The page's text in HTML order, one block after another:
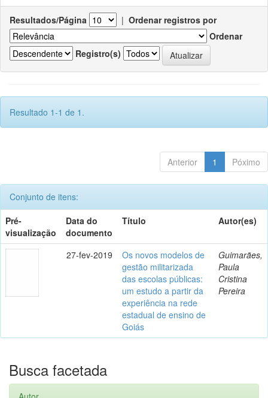
Resultados/Página | Ordenar registros por
Ordenar
Registro(s)
Resultado 1-1 de 1.
Anterior 1 Póximo
Conjunto de itens:
Pré-
visualização
Data do
documento
Título Autor(es)
27-fev-2019
Os novos modelos de
gestão militarizada
das escolas públicas:
um estudo a partir da
experiência na rede
estadual de ensino de
Goiás
Guimarães,
Paula
Cristina
Pereira
Busca facetada